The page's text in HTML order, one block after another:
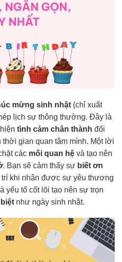
mừng sinh nhật (chỉ xuất
lịch sự thông thường. Đây là
tình cảm chân thành đối
gian quan tâm mình. Một lời
các mối quan hệ và tạo nên
. Bạn sẽ cảm thấy sự biết ơn
trí khi nhận được sự yêu thương
yếu tố cốt lõi tạo nên sự trọn
như ngày sinh nhật.